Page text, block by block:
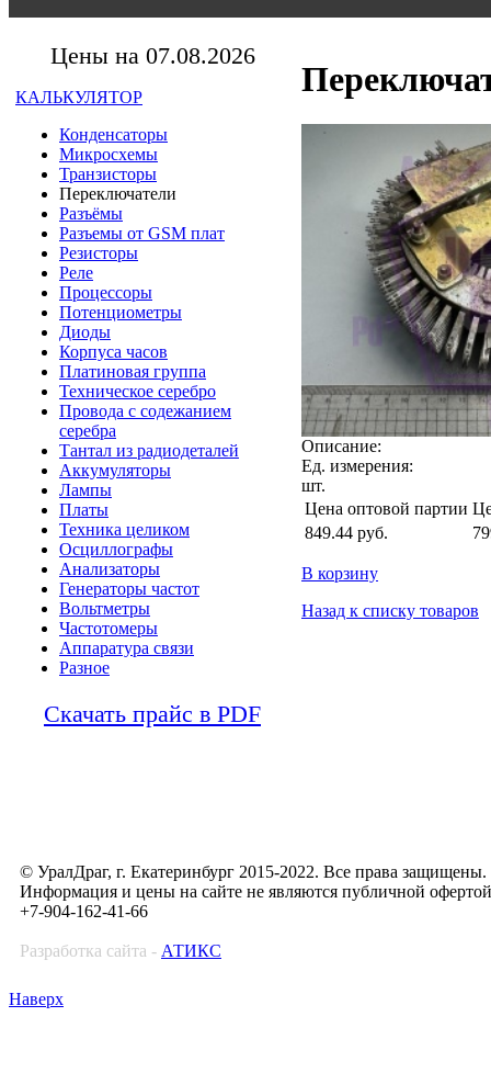
Цены на 07.08.2026
КАЛЬКУЛЯТОР
Конденсаторы
Микросхемы
Транзисторы
Переключатели
Разъёмы
Разъемы от GSM плат
Резисторы
Реле
Процессоры
Потенциометры
Диоды
Корпуса часов
Платиновая группа
Техническое серебро
Провода с содежанием
серебра
Тантал из радиодеталей
Аккумуляторы
Лампы
Платы
Техника целиком
Осциллографы
Анализаторы
Генераторы частот
Вольтметры
Частотомеры
Аппаратура связи
Разное
Скачать прайс в PDF
Описание:
Ед. измерения:
шт.
Цена оптовой партии
849.44 руб.
В корзину
Назад к списку товаров
© УралДраг, г. Екатеринбург 2015-2022. Все права защищены.
Информация и цены на сайте не являются публичной офертой
+7-904-162-41-66
Разработка сайта - АТИКС
Наверх